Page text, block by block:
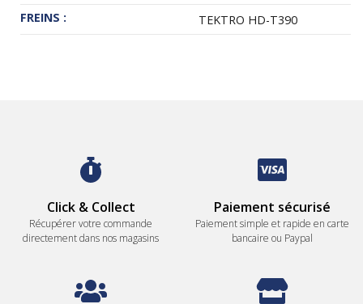
FREINS :
TEKTRO HD-T390
Click & Collect
Récupérer votre commande
directement dans nos magasins
Paiement sécurisé
Paiement simple et rapide en carte
bancaire ou Paypal